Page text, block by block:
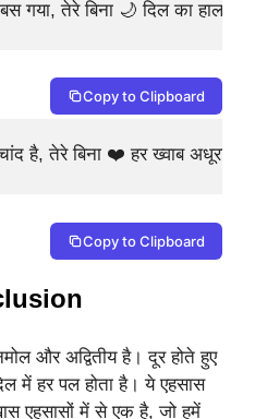
गया, तेरे बिना 🌙 दिल का हाल
Copy to Clipboard
है, तेरे बिना ❤️ हर ख्वाब अधूरा
Copy to Clipboard
और अद्वितीय है। दूर होते हुए
में हर पल होता है। ये एहसास
एहसासों में से एक है, जो हमें